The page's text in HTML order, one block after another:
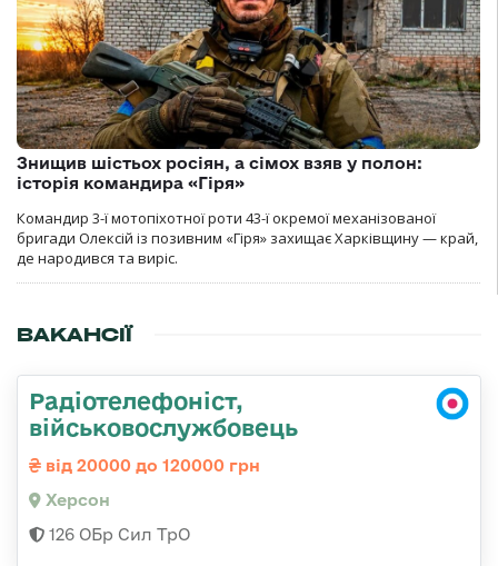
Знищив шістьох росіян, а сімох взяв у полон:
історія командира «Гіря»
Командир 3-ї мотопіхотної роти 43-ї окремої механізованої
бригади Олексій із позивним «Гіря» захищає Харківщину — край,
де народився та виріс.
ВАКАНСІЇ
Радіотелефоніст,
військовослужбовець
від 20000 до 120000 грн
Херсон
126 ОБр Сил ТрО